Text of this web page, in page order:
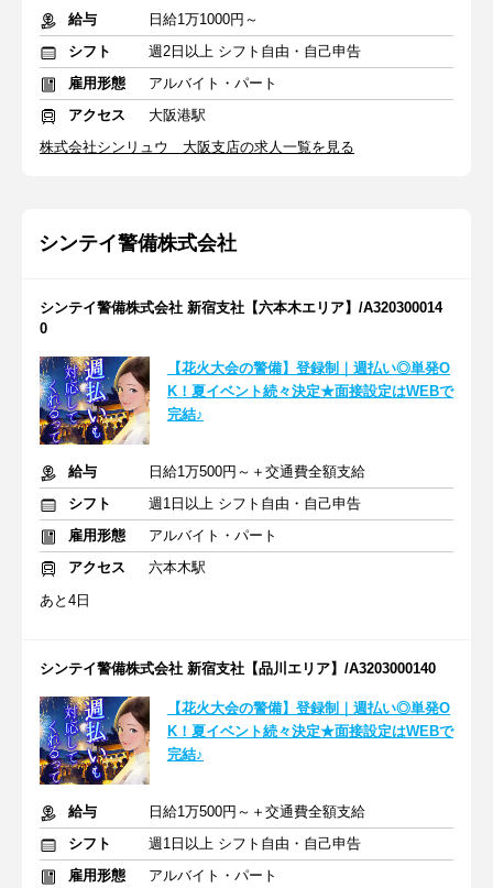
給与
日給1万1000円～
シフト
週2日以上 シフト自由・自己申告
雇用形態
アルバイト・パート
アクセス
大阪港駅
株式会社シンリュウ 大阪支店の求人一覧を見る
シンテイ警備株式会社
シンテイ警備株式会社 新宿支社【六本木エリア】/A320300014
0
【花火大会の警備】登録制｜週払い◎単発O
K！夏イベント続々決定★面接設定はWEBで
完結♪
給与
日給1万500円～＋交通費全額支給
シフト
週1日以上 シフト自由・自己申告
雇用形態
アルバイト・パート
アクセス
六本木駅
あと4日
シンテイ警備株式会社 新宿支社【品川エリア】/A3203000140
【花火大会の警備】登録制｜週払い◎単発O
K！夏イベント続々決定★面接設定はWEBで
完結♪
給与
日給1万500円～＋交通費全額支給
シフト
週1日以上 シフト自由・自己申告
雇用形態
アルバイト・パート